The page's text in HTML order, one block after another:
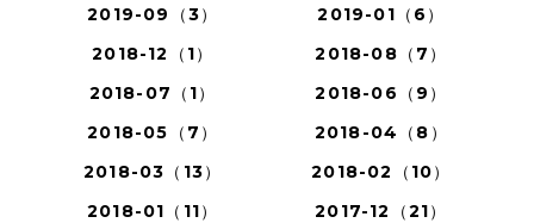
2019-09（3）
2019-01（6）
2018-12（1）
2018-08（7）
2018-07（1）
2018-06（9）
2018-05（7）
2018-04（8）
2018-03（13）
2018-02（10）
2018-01（11）
2017-12（21）